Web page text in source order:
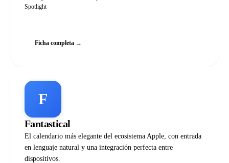
Spotlight
Ficha completa →
F
Fantastical
El calendario más elegante del ecosistema Apple, con entrada
en lenguaje natural y una integración perfecta entre
dispositivos.